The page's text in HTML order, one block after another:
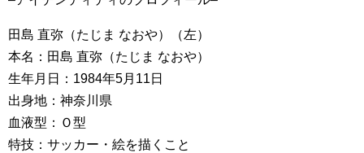
田島 直弥（たじま なおや）（左）
本名：田島 直弥（たじま なおや）
生年月日：1984年5月11日
出身地：神奈川県
血液型：Ｏ型
特技：サッカー・絵を描くこと